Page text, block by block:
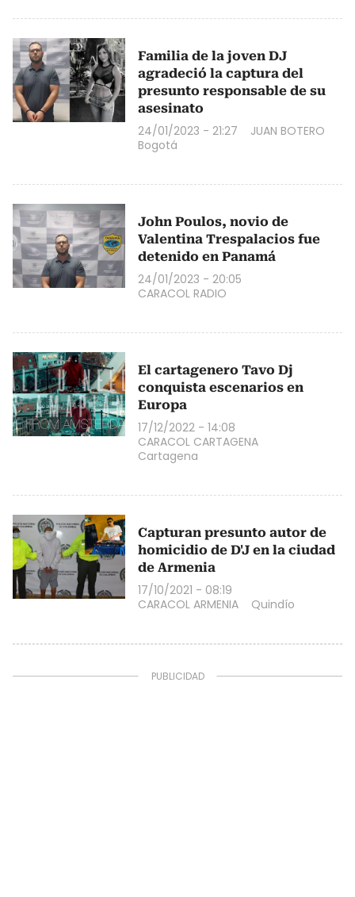
Familia de la joven DJ
agradeció la captura del
presunto responsable de su
asesinato
24/01/2023 - 21:27
JUAN BOTERO
Bogotá
John Poulos, novio de
Valentina Trespalacios fue
detenido en Panamá
24/01/2023 - 20:05
CARACOL RADIO
El cartagenero Tavo Dj
conquista escenarios en
Europa
17/12/2022 - 14:08
CARACOL CARTAGENA
Cartagena
Capturan presunto autor de
homicidio de D'J en la ciudad
de Armenia
17/10/2021 - 08:19
CARACOL ARMENIA
Quindío